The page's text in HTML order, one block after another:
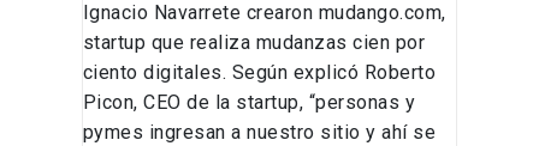
Ignacio Navarrete crearon mudango.com,
startup que realiza mudanzas cien por
ciento digitales. Según explicó Roberto
Picon, CEO de la startup, “personas y
pymes ingresan a nuestro sitio y ahí se